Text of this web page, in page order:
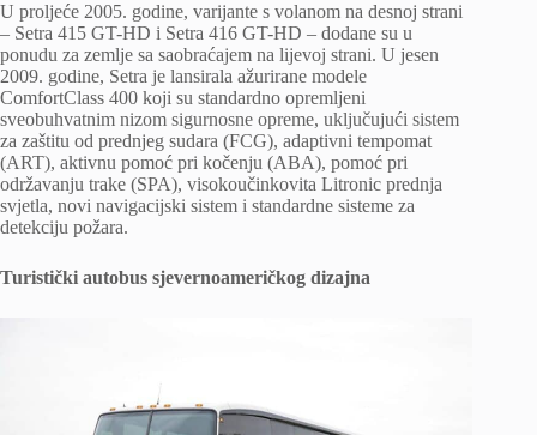
U proljeće 2005. godine, varijante s volanom na desnoj strani
– Setra 415 GT-HD i Setra 416 GT-HD – dodane su u
ponudu za zemlje sa saobraćajem na lijevoj strani. U jesen
2009. godine, Setra je lansirala ažurirane modele
ComfortClass 400 koji su standardno opremljeni
sveobuhvatnim nizom sigurnosne opreme, uključujući sistem
za zaštitu od prednjeg sudara (FCG), adaptivni tempomat
(ART), aktivnu pomoć pri kočenju (ABA), pomoć pri
održavanju trake (SPA), visokoučinkovita Litronic prednja
svjetla, novi navigacijski sistem i standardne sisteme za
detekciju požara.
Turistički autobus sjevernoameričkog dizajna